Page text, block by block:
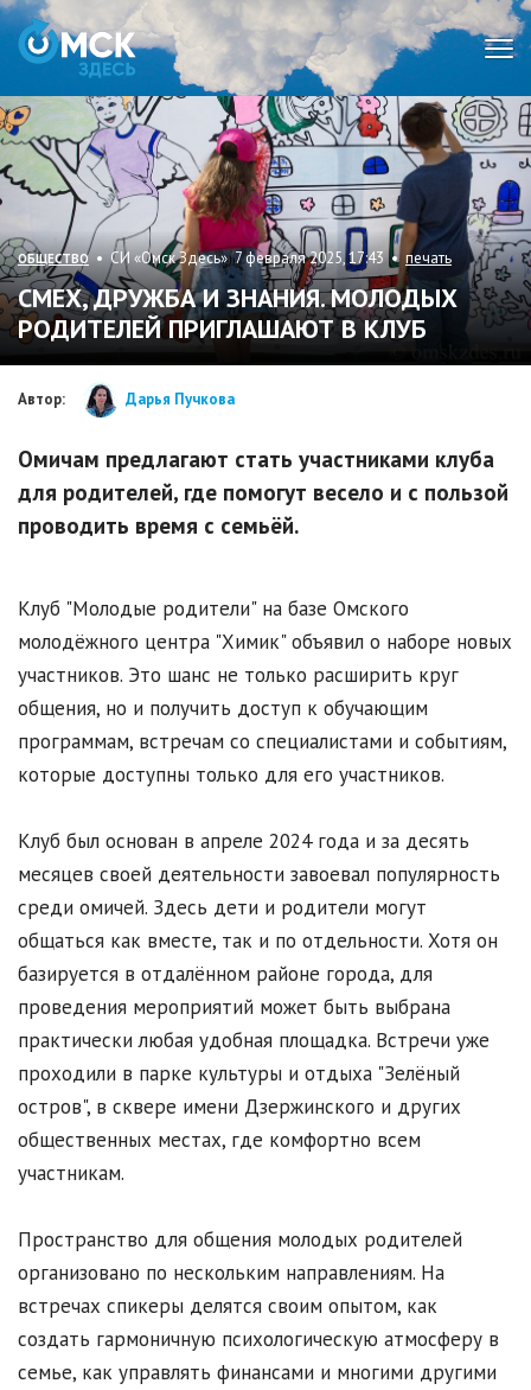
ОБЩЕСТВО• СИ «Омск Здесь» 7 февраля 2025, 17:43 • печать
СМЕХ, ДРУЖБА И ЗНАНИЯ. МОЛОДЫХ
РОДИТЕЛЕЙ ПРИГЛАШАЮТ В КЛУБ
Автор: Дарья Пучкова
Омичам предлагают стать участниками клуба
для родителей, где помогут весело и с пользой
проводить время с семьёй.
Клуб "Молодые родители" на базе Омского
молодёжного центра "Химик" объявил о наборе новых
участников. Это шанс не только расширить круг
общения, но и получить доступ к обучающим
программам, встречам со специалистами и событиям,
которые доступны только для его участников.
Клуб был основан в апреле 2024 года и за десять
месяцев своей деятельности завоевал популярность
среди омичей. Здесь дети и родители могут
общаться как вместе, так и по отдельности. Хотя он
базируется в отдалённом районе города, для
проведения мероприятий может быть выбрана
практически любая удобная площадка. Встречи уже
проходили в парке культуры и отдыха "Зелёный
остров", в сквере имени Дзержинского и других
общественных местах, где комфортно всем
участникам.
Пространство для общения молодых родителей
организовано по нескольким направлениям. На
встречах спикеры делятся своим опытом, как
создать гармоничную психологическую атмосферу в
семье, как управлять финансами и многими другими